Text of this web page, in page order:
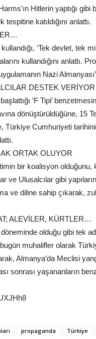
Hitlerin yaptığı gibi
tespitine katıldığını anlattı.
‘Tek devlet, tek
kullandığını anlattı.
Nazi
DESTEK VERİYOR
‘F Tipi’
dönüştürüldüğüne, 15
Türkiye Cumhuriyeti
ORTAK OLUYOR
bir koalisyon olduğunu,
ve Ulusalcılar gibi
ve diline sahip çıkarak,
ALEVİLER, KÜRTLER…
olduğu gibi tek
muhalifler olarak
Almanya’da Meclisi
sonrası yaşananların
propaganda Türkiye